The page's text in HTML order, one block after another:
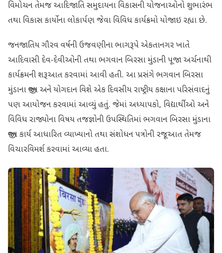
વિમોચન તેમજ આદિજાતિ સમુદાયના વિકાસની યોજનાઓનો શુભારંભ
તથા વિકાસ કાર્યોના લોકાર્પણ જેવા વિવિધ કાર્યક્રમો યોજાઇ રહ્યા છે.
જનજાતિય ગૌરવ વર્ષની ઉજવણીના ભાગરૂપે એકતાનગર ખાતે
આદિવાસી દેવ-દેવીઓની તથા ભગવાન બિરસા મુંડાની પૂજા અર્ચનાથી
કાર્યક્રમની શરૂઆત કરવામાં આવી હતી. આ પ્રસંગે ભગવાન બિરસા
મુંડાના જીવન અને યોગદાન વિશે એક દિવસીય રાષ્ટ્રીય કક્ષાના પરિસંવાદનું
પણ આયોજન કરવામાં આવ્યું હતું. જેમાં અધ્યાપકો, વિદ્યાર્થીઓ અને
વિવિધ રાજ્યોના વિષય તજજ્ઞોની ઉપસ્થિતિમાં ભગવાન બિરસા મુંડાના
જીવન કાર્ય આધારિત વ્યાખ્યાનો તથા સંશોધન પત્રોની રજૂઆત તેમજ
વિચારવિમર્શ કરવામાં આવ્યા હતા.